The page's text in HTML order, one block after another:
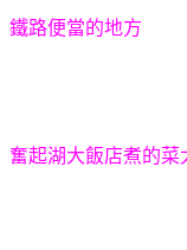
鐵路便當的地方
奮起湖大飯店煮的菜